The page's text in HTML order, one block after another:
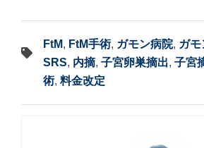
FtM, FtM手術, ガモン病院, ガ
SRS, 内摘, 子宮卵巣摘出, 子宮
術, 料金改定